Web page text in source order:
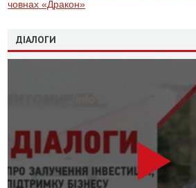
човнах «Дракон»
ДІАЛОГИ